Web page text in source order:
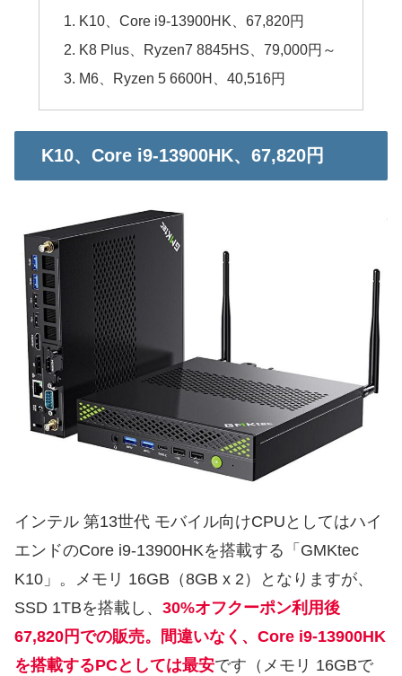
K10、Core i9-13900HK、67,820円
K8 Plus、Ryzen7 8845HS、79,000円～
M6、Ryzen 5 6600H、40,516円
K10、Core i9-13900HK、67,820円
インテル 第13世代 モバイル向けCPUとしてはハイ
エンドのCore i9-13900HKを搭載する「GMKtec
K10」。メモリ 16GB（8GB x 2）となりますが、
SSD 1TBを搭載し、 30%オフクーポン利用後
67,820円での販売。間違いなく、Core i9-13900HK
を搭載するPCとしては最安です（メモリ 16GBで